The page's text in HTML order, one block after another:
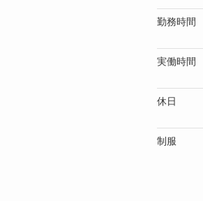
勤務時間
実働時間
休日
制服